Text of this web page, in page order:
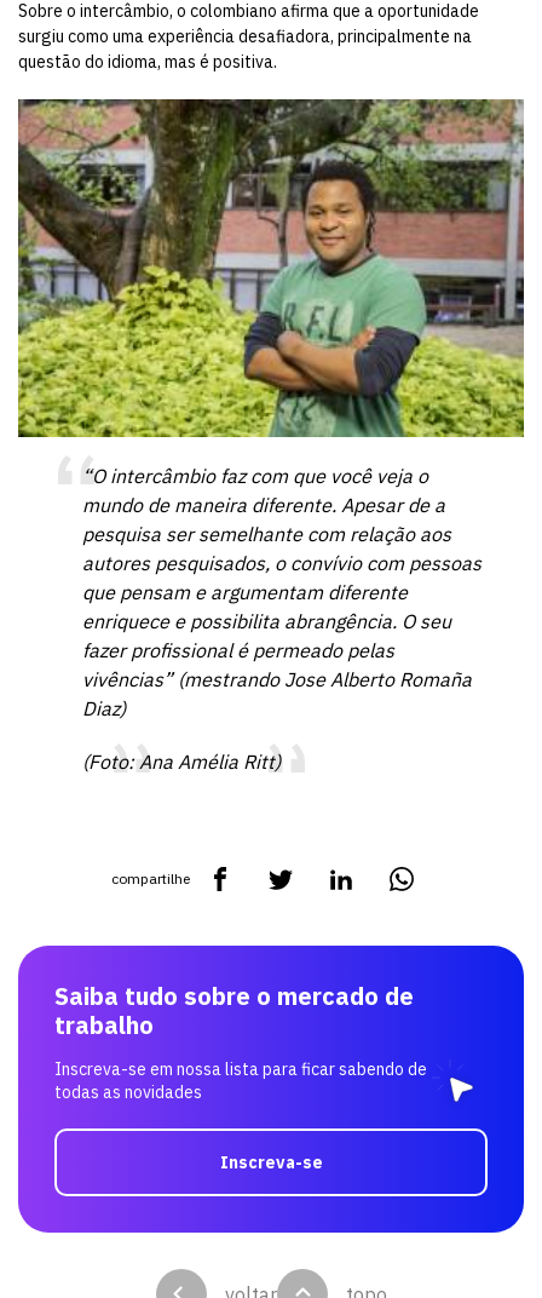
Sobre o intercâmbio, o colombiano afirma que a oportunidade
surgiu como uma experiência desafiadora, principalmente na
questão do idioma, mas é positiva.
“O intercâmbio faz com que você veja o
mundo de maneira diferente. Apesar de a
pesquisa ser semelhante com relação aos
autores pesquisados, o convívio com pessoas
que pensam e argumentam diferente
enriquece e possibilita abrangência. O seu
fazer profissional é permeado pelas
vivências” (mestrando Jose Alberto Romaña
Diaz)
(Foto: Ana Amélia Ritt)
compartilhe
Saiba tudo sobre o mercado de
trabalho
Inscreva-se em nossa lista para ficar sabendo de
todas as novidades
Inscreva-se